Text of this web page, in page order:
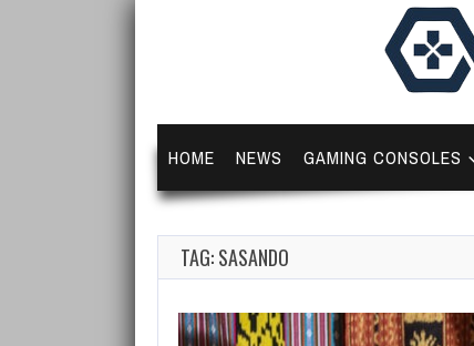
HOME NEWS GAMING CONSOLES
TAG: SASANDO